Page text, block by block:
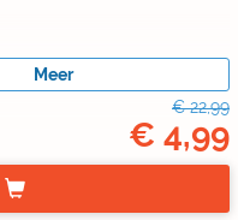
Meer
€ 22,99
€ 4,99